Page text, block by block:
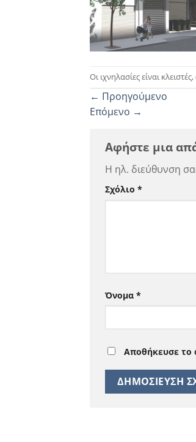
Οι ιχνηλασίες είναι
← Προηγούμενο
Επόμενο →
Αφήστε μια
Η ηλ. διεύθυνση
Σχόλιο *
Όνομα *
Αποθήκευσε το